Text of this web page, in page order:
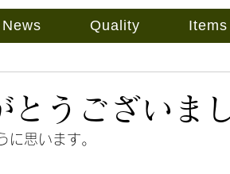
News Quality Items
とうございま
に思います。